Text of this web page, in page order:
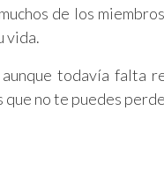
de los
vida.
todavía falta
que no te puedes